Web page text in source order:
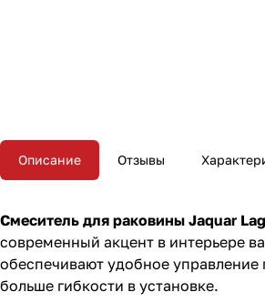
Описание Отзывы
Смеситель для раковины Jaquar
современный акцент в интерьере
обеспечивают удобное
больше гибкости в установке.